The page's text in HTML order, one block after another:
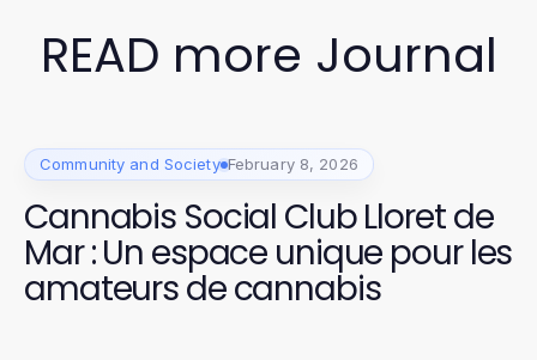
READ more Journal
Community and Society February 8, 2026
Cannabis Social Club Lloret de
Mar : Un espace unique pour les
amateurs de cannabis